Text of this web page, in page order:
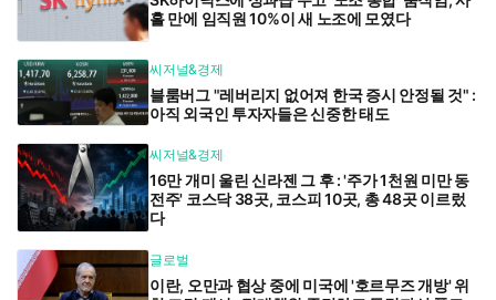
흘 만에 임직원 10%이 새 노조에 모였다
씨저널&경제
블룸버그 "레버리지 없어져 한국 증시 안정될 것" :
아직 외국인 투자자들은 신중한 태도
씨저널&경제
16만 개미 울린 신라젠 그 후 : '주가 1천원 미만 동
전주' 코스닥 38곳, 코스피 10곳, 총 48곳 이르렀
다
글로벌
이란, 오만과 협상 중에 미국에 '호르무즈 개방' 위